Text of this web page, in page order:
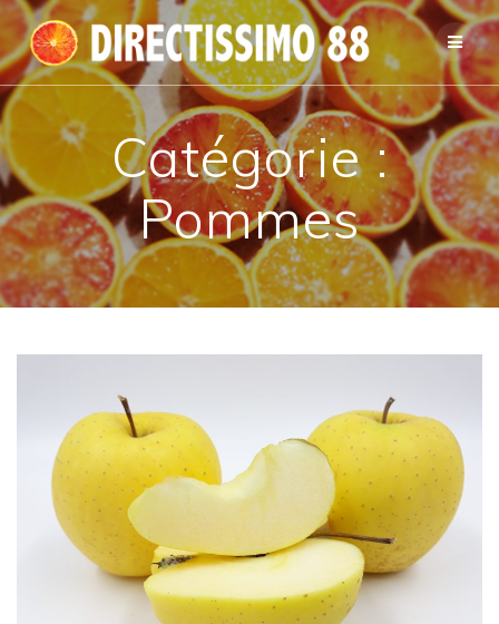
Passer
au
contenu
Catégorie :
Pommes